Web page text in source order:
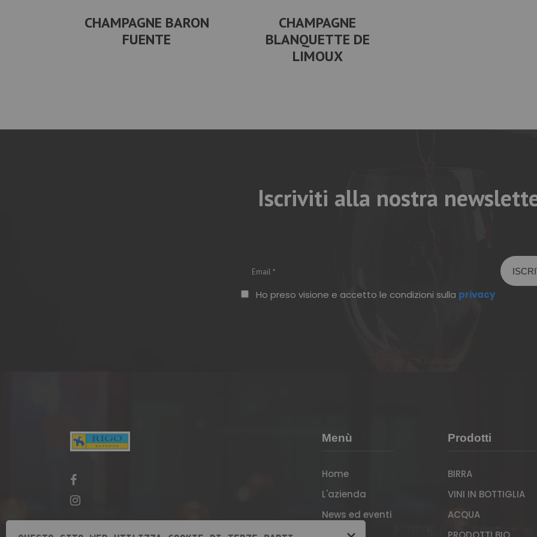
CHAMPAGNE BARON
FUENTE
CHAMPAGNE
BLANQUETTE DE
LIMOUX
Iscriviti alla nostra
VuotoHo preso visione e accetto le condizioni sulla privacy
Menù
Home
L'azienda
News ed eventi
Prodotti
BIRRA
VINI IN BOTTIGLIA
ACQUA